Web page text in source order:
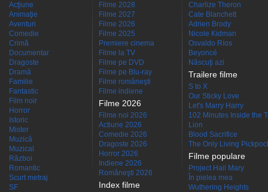
Acţiune
Animaţie
Aventuri
Comedie
Crimă
Documentar
Dragoste
Dramă
Familie
Fantastic
Film noir
Horror
Istoric
Mister
Muzică
Muzical
Război
Romantic
Scurt metraj
SF
Filme 2028
Filme 2027
Filme 2026
Filme 2025
Premiere cinema
Filme la TV
Filme pe DVD
Filme pe Blu-ray
Filme româneşti
Filme indiene
Filme 2026
Filme noi 2026
Actiune 2026
Comedie 2026
Dragoste 2026
Horror 2026
Indiene 2026
Româneşti 2026
Index filme
Charlize Theron
Cate Blanchett
Adrien Brody
Nicole Kidman
Osvaldo Ríos
Beyoncé
Născuţi azi
Trailere filme
S to X
Our Sticky Love
Let's Marry Harry
102 Minutes Inside the
Lion
Blood Sacrifice
The Only Living
Filme populare
Project Hail Mary
În pielea mea
Wuthering Heights